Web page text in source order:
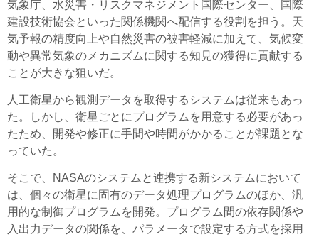
気象庁、水災害・リスクマネジメント国際センター、国際
建設技術協会といった関係機関へ配信する役割を担う。天
気予報の精度向上や自然災害の被害軽減に加えて、気候変
動や異常気象のメカニズムに関する知見の獲得に貢献する
ことが大きな狙いだ。
人工衛星から観測データを取得するシステムは従来もあっ
た。しかし、衛星ごとにプログラムを用意する必要があっ
たため、開発や修正に手間や時間がかかることが課題とな
っていた。
そこで、NASAのシステムと連携する新システムにおいて
は、個々の衛星に固有のデータ処理プログラムのほか、汎
用的な制御プログラムを開発。プログラム間の依存関係や
入出力データの関係を、パラメータで設定する方式を採用